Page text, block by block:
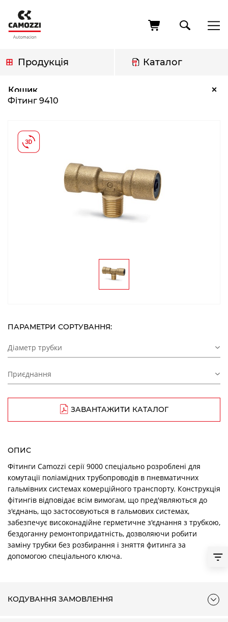
основного
вмісту
Продукція Каталог
Кошик ×
навіґації
Фітинг 9410
ПАРАМЕТРИ СОРТУВАННЯ:
Діаметр трубки
Приєднання
ЗАВАНТАЖИТИ КАТАЛОГ
ОПИС
Фітинги Camozzi серії 9000 спеціально розроблені для
комутації поліамідних трубопроводів в пневматичних
гальмівних системах комерційного транспорту. Конструкція
фітингів відповідає всім вимогам, що пред'являються до
з'єднань, що застосовуються в гальмових системах,
забезпечує високонадійне герметичне з'єднання з трубкою,
бездоганну ремонтопридатність, дозволяючи робити
заміну трубки без розбирання і зняття фитинга за
допомогою спеціального ключа.
КОДУВАННЯ ЗАМОВЛЕННЯ